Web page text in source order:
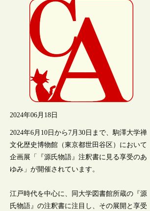
2024年06月18日
2024年6月10日から7月30日まで、駒澤大学禅
文化歴史博物館（東京都世田谷区）において
企画展「『源氏物語』注釈書に見る享受のあ
ゆみ」が開催されています。
江戸時代を中心に、同大学図書館所蔵の『源
氏物語』の注釈書に注目し、その展開と享受